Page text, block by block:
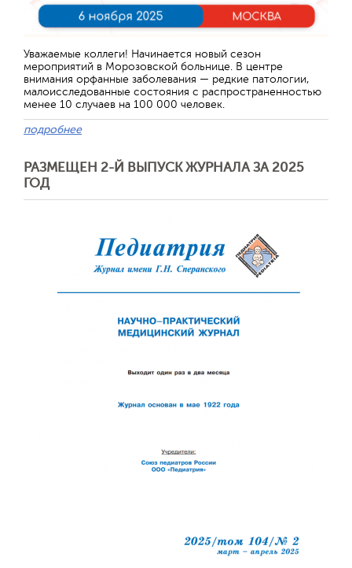
Уважаемые коллеги! Начинается новый сезон
мероприятий в Морозовской больнице. В центре
внимания орфанные заболевания — редкие патологии,
малоисследованные состояния с распространенностью
менее 10 случаев на 100 000 человек.
подробнее
РАЗМЕЩЕН 2-Й ВЫПУСК ЖУРНАЛА ЗА 2025
ГОД